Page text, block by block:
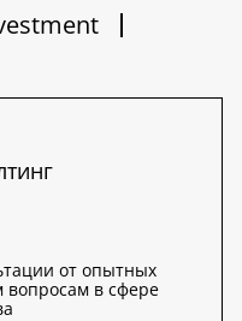
от опытных
вопросам в сфере